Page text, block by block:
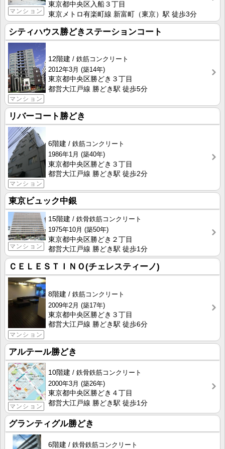
マンション
東京都中央区入船３丁目
東京メトロ有楽町線 新富町（東京）駅 徒歩3分
シティハウス勝どきステーションコート
マンション
12階建
鉄筋コンクリート
2012年3月 (築14年)
東京都中央区勝どき３丁目
都営大江戸線 勝どき駅 徒歩5分
リバーコート勝どき
マンション
6階建
鉄筋コンクリート
1986年1月 (築40年)
東京都中央区勝どき３丁目
都営大江戸線 勝どき駅 徒歩2分
東京ビュック中銀
マンション
15階建
鉄骨鉄筋コンクリート
1975年10月 (築50年)
東京都中央区勝どき２丁目
都営大江戸線 勝どき駅 徒歩1分
ＣＥＬＥＳＴＩＮＯ(チェレスティーノ)
マンション
8階建
鉄筋コンクリート
2009年2月 (築17年)
東京都中央区勝どき３丁目
都営大江戸線 勝どき駅 徒歩6分
アルテール勝どき
マンション
10階建
鉄骨鉄筋コンクリート
2000年3月 (築26年)
東京都中央区勝どき４丁目
都営大江戸線 勝どき駅 徒歩1分
グランティグル勝どき
6階建
鉄骨鉄筋コンクリート